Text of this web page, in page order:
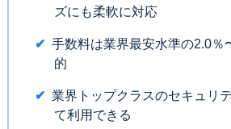
ズにも柔軟に対応
手数料は業界最安水準の2.0％
的
業界トップクラスのセキュリ
て利用できる